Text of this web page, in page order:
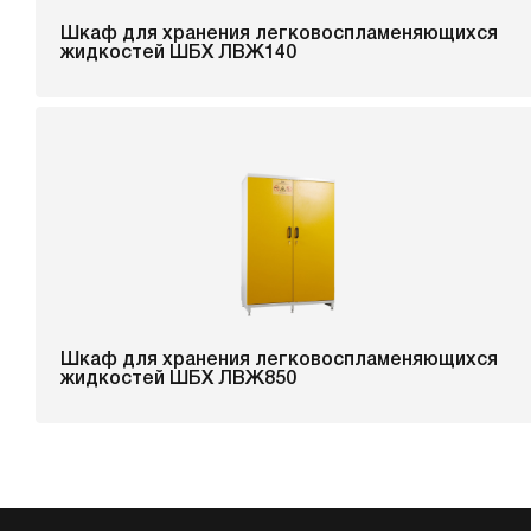
Шкаф для хранения легковоспламеняющихся
жидкостей ШБХ ЛВЖ140
Шкаф для хранения легковоспламеняющихся
жидкостей ШБХ ЛВЖ850